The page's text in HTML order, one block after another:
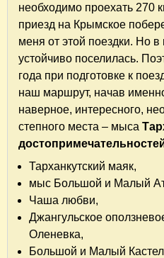
необходимо проехать
приезд на Крымское
меня от этой поездки. Но
устойчиво поселилась.
года при подготовке к
наш маршрут, начав
наверное, интересного,
степного места – мыса
Тарханкутский маяк,
мыс Большой и Малый
Чаша любви,
Джангульское
Оленевка,
Большой и Малый